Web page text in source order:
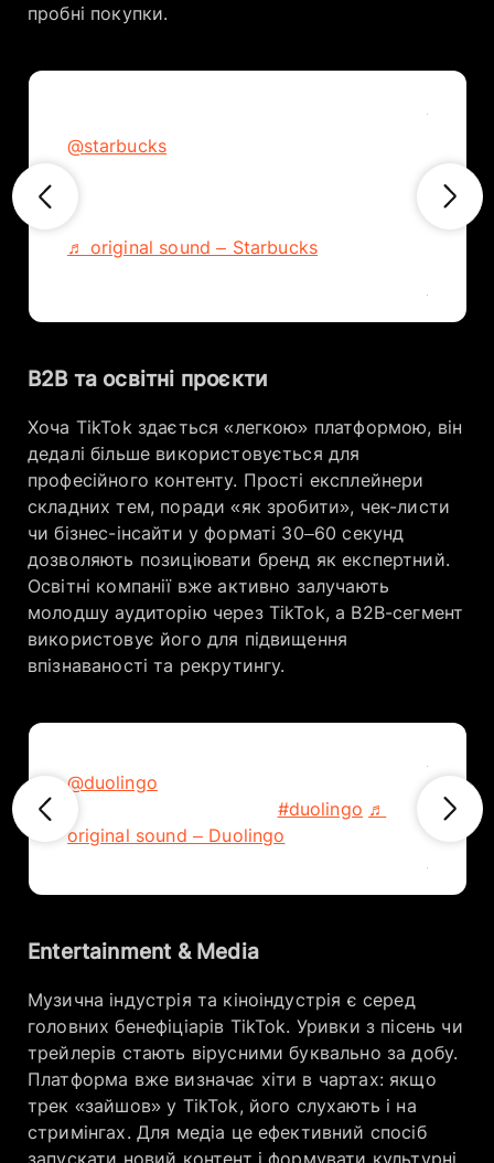
пробні покупки.
@starbucks
♬ original sound – Starbucks
use
B2B та освітні проєкти
Хоча TikTok здається «легкою» платформою, він
дедалі більше використовується для
професійного контенту. Прості експлейнери
складних тем, поради «як зробити», чек-листи
чи бізнес-інсайти у форматі 30–60 секунд
дозволяють позиціювати бренд як експертний.
Освітні компанії вже активно залучають
молодшу аудиторію через TikTok, а B2B-сегмент
використовує його для підвищення
впізнаваності та рекрутингу.
@duolingo
#duolingo ♬
original sound – Duolingo
the
Entertainment & Media
Музична індустрія та кіноіндустрія є серед
головних бенефіціарів TikTok. Уривки з пісень чи
трейлерів стають вірусними буквально за добу.
Платформа вже визначає хіти в чартах: якщо
трек «зайшов» у TikTok, його слухають і на
стримінгах. Для медіа це ефективний спосіб
запускати новий контент і формувати культурні